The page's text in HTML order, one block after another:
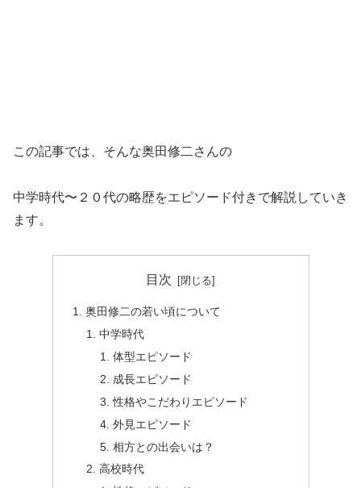
この記事では、そんな奥田修二さんの
中学時代〜２０代の略歴をエピソード付きで解説していき
ます。
目次
奥田修二の若い頃について
中学時代
体型エピソード
成長エピソード
性格やこだわりエピソード
外見エピソード
相方との出会いは？
高校時代